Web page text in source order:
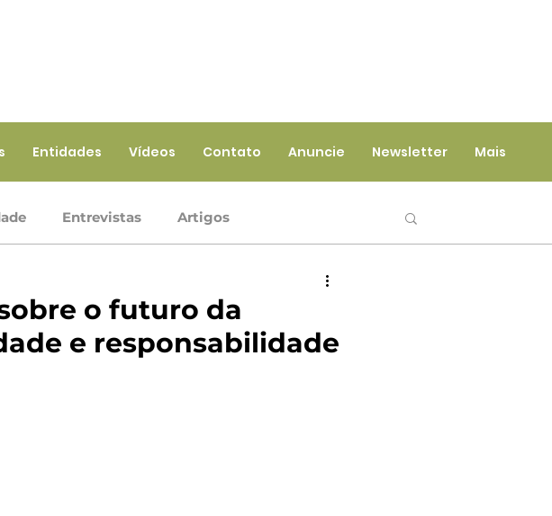
Entidades Vídeos Contato Anuncie Newsletter Mais
Entrevistas Artigos
Ramo Saúde
Ramo Seguros
o futuro da
e responsabilidade